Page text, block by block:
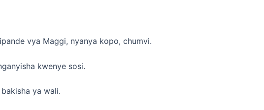
vya Maggi, nyanya kopo, chumvi.
kwenye sosi.
ya wali.